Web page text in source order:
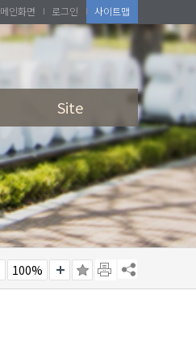
메인화면 로그인 사이트맵
Site
100%